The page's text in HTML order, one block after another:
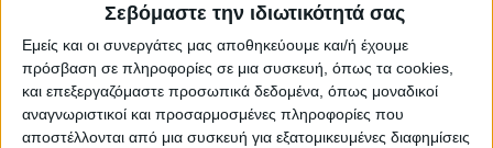
Σεβόμαστε την ιδιωτικότητά σας
Εμείς και οι συνεργάτες μας αποθηκεύουμε και/ή έχουμε
πρόσβαση σε πληροφορίες σε μια συσκευή, όπως τα cookies,
και επεξεργαζόμαστε προσωπικά δεδομένα, όπως μοναδικοί
αναγνωριστικοί και προσαρμοσμένες πληροφορίες που
αποστέλλονται από μια συσκευή για εξατομικευμένες διαφημίσεις
ΝΕΟΣ ΑΓΩΝ
https://neosagon.gr
Η Αρχαιότερη Καθημερινή Πρωινή Εφημερίδα της Καρδίτσας